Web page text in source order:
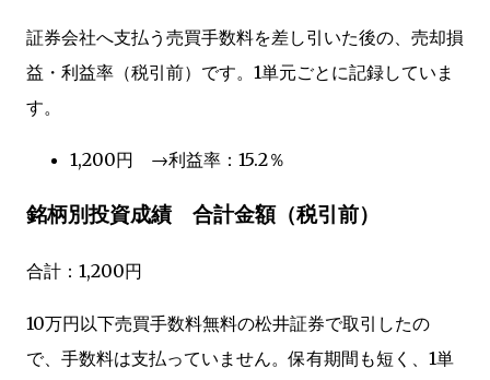
証券会社へ支払う売買手数料を差し引いた後の、売却損
益・利益率（税引前）です。1単元ごとに記録していま
す。
1,200円 →利益率：15.2％
銘柄別投資成績 合計金額（税引前）
合計：1,200円
10万円以下売買手数料無料の松井証券で取引したの
で、手数料は支払っていません。保有期間も短く、1単